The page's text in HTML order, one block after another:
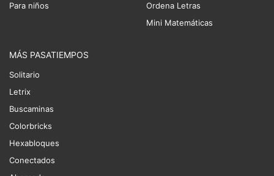
Para niños
Ordena Letras
Mini Matemáticas
MÁS PASATIEMPOS
Solitario
Letrix
Buscaminas
Colorbricks
Hexabloques
Conectados